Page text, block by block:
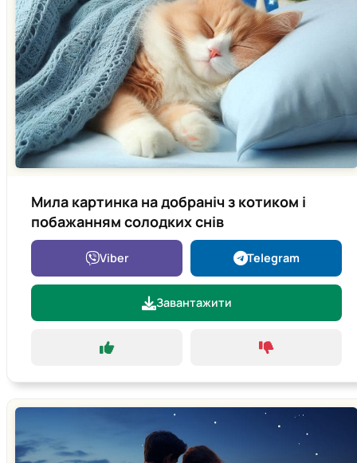
Мила картинка на добраніч з котиком і
побажанням солодких снів
Viber Telegram
Завантажити